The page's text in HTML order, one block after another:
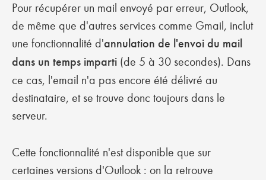
Pour récupérer un mail envoyé par erreur, Outlook,
de même que d'autres services comme Gmail, inclut
une fonctionnalité d'annulation de l'envoi du mail
dans un temps imparti (de 5 à 30 secondes). Dans
ce cas, l'email n'a pas encore été délivré au
destinataire, et se trouve donc toujours dans le
serveur.
Cette fonctionnalité n'est disponible que sur
certaines versions d'Outlook : on la retrouve